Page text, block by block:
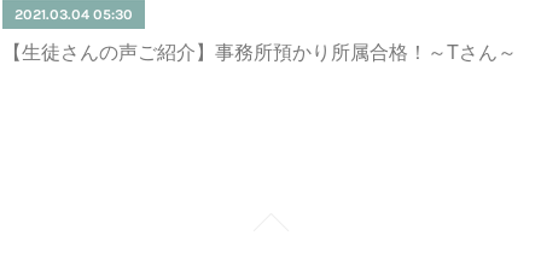
2021.03.04 05:30
【生徒さんの声ご紹介】事務所預かり所属合格！～Tさん～